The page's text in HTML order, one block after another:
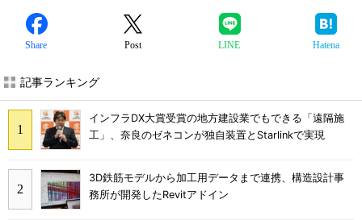
Share Post LINE Hatena
記事ランキング
インフラDX大賞受賞の地方建設業でもできる「遠隔施
工」、奈良のゼネコンが独自装置とStarlinkで実現
3D鉄筋モデルから加工用データまで連携、構造設計事
務所が開発したRevitアドイン